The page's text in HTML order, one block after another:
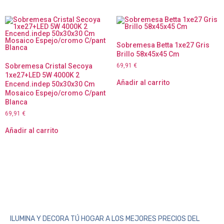
Sobremesa Cristal Secoya
1xe27+LED 5W 4000K 2
Encend.indep 50x30x30 Cm
Mosaico Espejo/cromo C/pant
Blanca
69,91 €
Añadir al carrito
Sobremesa Betta 1xe27 Gris
Brillo 58x45x45 Cm
69,91 €
Añadir al carrito
ILUMINA Y DECORA TÚ HOGAR A LOS MEJORES PRECIOS DEL